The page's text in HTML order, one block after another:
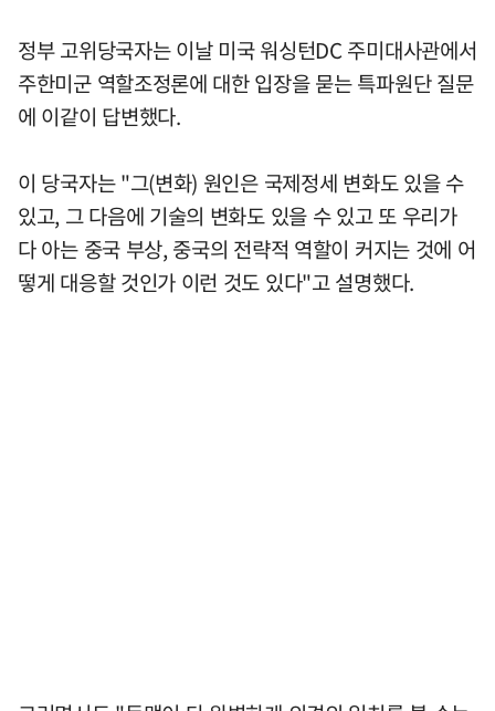
정부 고위당국자는 이날 미국 워싱턴DC 주미대사관에서
주한미군 역할조정론에 대한 입장을 묻는 특파원단 질문
에 이같이 답변했다.
이 당국자는 "그(변화) 원인은 국제정세 변화도 있을 수
있고, 그 다음에 기술의 변화도 있을 수 있고 또 우리가
다 아는 중국 부상, 중국의 전략적 역할이 커지는 것에 어
떻게 대응할 것인가 이런 것도 있다"고 설명했다.